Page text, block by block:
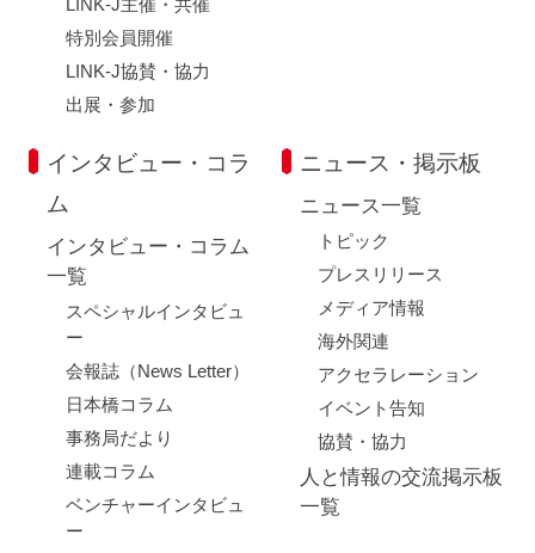
LINK-J主催・共催
特別会員開催
LINK-J協賛・協力
出展・参加
インタビュー・コラ
ム
インタビュー・コラム
一覧
スペシャルインタビュ
ー
会報誌（News Letter）
日本橋コラム
事務局だより
連載コラム
ベンチャーインタビュ
ー
ニュース・掲示板
ニュース一覧
トピック
プレスリリース
メディア情報
海外関連
アクセラレーション
イベント告知
協賛・協力
人と情報の交流掲示板
一覧